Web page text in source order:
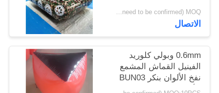
PRIVACY
POLICY
USD 365- 446/piece ( price just for reference, detailed prices need to be confirmed) MOQ:حاسب شخصي 1
الاتصال
0.6mm وبولي كلوريد
الفينيل القماش المشمع
نفخ الألوان بنكر BUN03
للألوان الرياضة